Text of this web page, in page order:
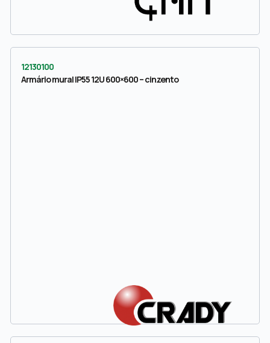
12130100
Armário mural IP55 12U 600×600 – cinzento